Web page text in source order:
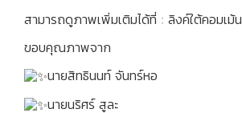
สามารถดูภาพเพิ่มเติมได้ที่ : ลิงค์ใต้คอมเม้น
ขอบคุณภาพจาก
นายสิทธินนท์ จันทร์หอ
นายนริศร์ สูละ